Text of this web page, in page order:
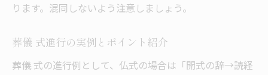
ります。混同しないよう注意しましょう。
葬儀 式進行の実例とポイント紹介
葬儀 式の進行例として、仏式の場合は「開式の辞→読経